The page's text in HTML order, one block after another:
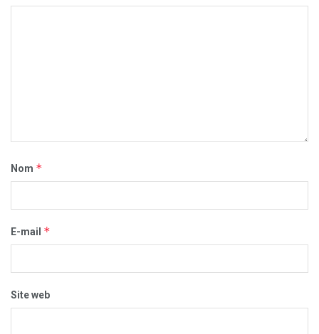
Nom *
E-mail *
Site web